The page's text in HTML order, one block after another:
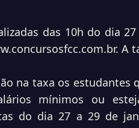
das 10h do dia
. A
na taxa os estudantes
mínimos ou
do dia 27 a 29 de